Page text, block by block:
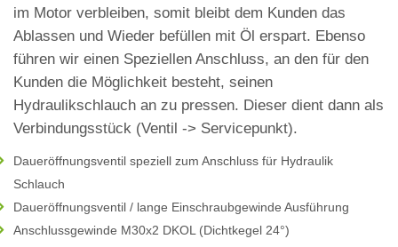
im Motor verbleiben, somit bleibt dem Kunden das
Ablassen und Wieder befüllen mit Öl erspart. Ebenso
führen wir einen Speziellen Anschluss, an den für den
Kunden die Möglichkeit besteht, seinen
Hydraulikschlauch an zu pressen. Dieser dient dann als
Verbindungsstück (Ventil ‐> Servicepunkt).
Daueröffnungsventil speziell zum Anschluss für Hydraulik
Schlauch
Daueröffnungsventil / lange Einschraubgewinde Ausführung
Anschlussgewinde M30x2 DKOL (Dichtkegel 24°)